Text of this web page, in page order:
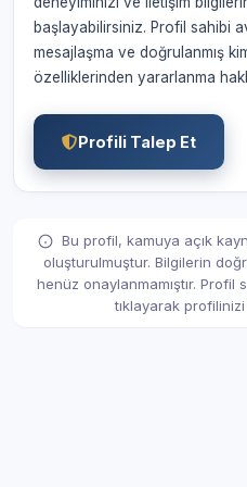
başlayabilirsiniz. Profil sahibi
mesajlaşma ve doğrulanmış
özelliklerinden yararlanma
Profili Talep Et
Bu profil, kamuya açık
oluşturulmuştur. Bilgilerin
henüz onaylanmamıştır. Profil
tıklayarak